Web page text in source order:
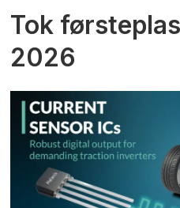
Tok
2026